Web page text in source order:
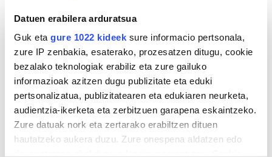
Datuen erabilera arduratsua
Guk eta gure 1022 kideek sure informacio pertsonala,
zure IP zenbakia, esaterako, prozesatzen ditugu, cookie
bezalako teknologiak erabiliz eta zure gailuko
informazioak azitzen dugu publizitate eta eduki
pertsonalizatua, publizitatearen eta edukiaren neurketa,
audientzia-ikerketa eta zerbitzuen garapena eskaintzeko.
Zure datuak nork eta zertarako erabiltzen dituen
hautatzeko aukera duzu. Zure onespena aldatzen edo